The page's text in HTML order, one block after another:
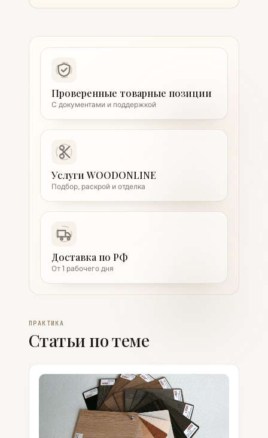
Проверенные товарные позиции
С документами и поддержкой
Услуги WOODONLINE
Подбор, раскрой и отделка
Доставка по РФ
От 1 рабочего дня
ПРАКТИКА
Статьи по теме